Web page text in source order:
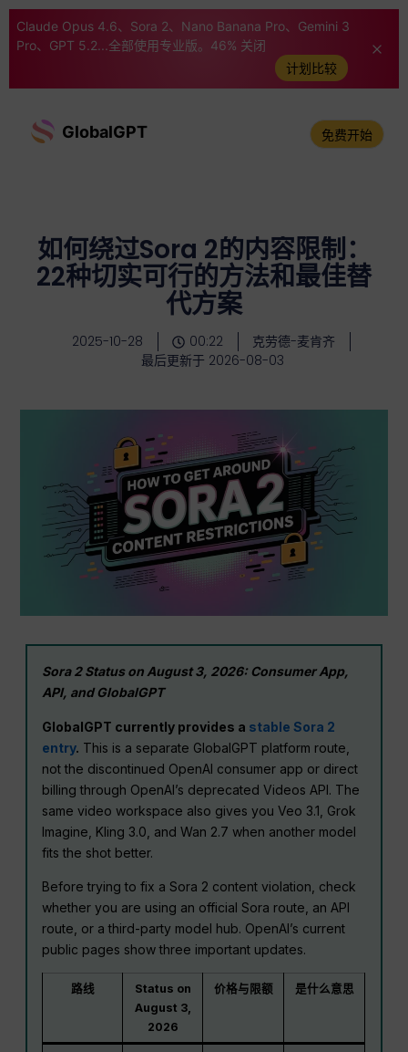
Claude Opus 4.6、Sora 2、Nano Banana Pro、Gemini 3
Pro、GPT 5.2...全部使用专业版。46% 关闭
计划比较
GlobalGPT 免费开始
如何绕过Sora 2的内容限制：
22种切实可行的方法和最佳替
代方案
2025-10-28 00:22
克劳德-麦肯齐
最后更新于 2026-08-03
Sora 2 Status on August 3, 2026: Consumer App,
API, and GlobalGPT
GlobalGPT currently provides a stable Sora 2
entry. This is a separate GlobalGPT platform route,
not the discontinued OpenAI consumer app or direct
billing through OpenAI’s deprecated Videos API. The
same video workspace also gives you Veo 3.1, Grok
Imagine, Kling 3.0, and Wan 2.7 when another model
fits the shot better.
Before trying to fix a Sora 2 content violation, check
whether you are using an official Sora route, an API
route, or a third-party model hub. OpenAI’s current
public pages show three important updates.
路线
Status on
August 3,
2026
价格与限额 是什么意思